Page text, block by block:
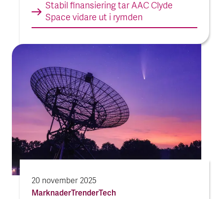
Stabil finansiering tar AAC Clyde
Space vidare ut i rymden
20 november 2025
MarknaderTrenderTech